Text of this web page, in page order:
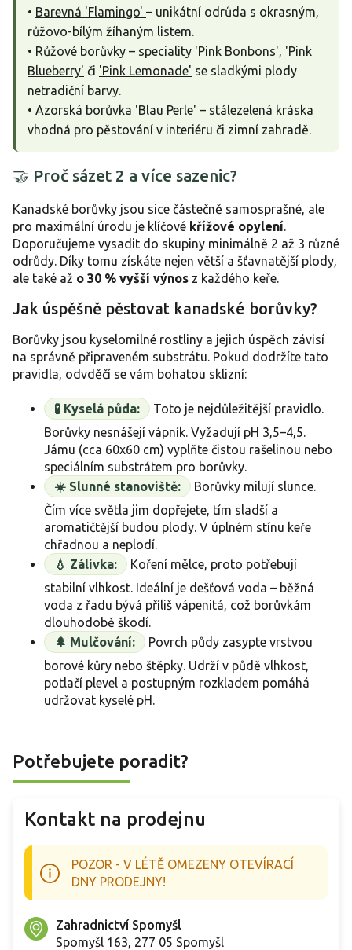
• Barevná 'Flamingo' – unikátní odrůda s okrasným,
růžovo-bílým žíhaným listem.
• Růžové borůvky – speciality 'Pink Bonbons' 'Pink
Blueberry' či 'Pink Lemonade' se sladkými plody
netradiční barvy.
• Azorská borůvka 'Blau Perle' – stálezelená kráska
vhodná pro pěstování v interiéru či zimní zahradě.
🤝 Proč sázet 2 a více sazenic?
Kanadské borůvky jsou sice částečně samosprašné, ale
pro maximální úrodu je klíčové křížové opylení.
Doporučujeme vysadit do skupiny minimálně 2 až 3 různé
odrůdy. Díky tomu získáte nejen větší a šťavnatější plody,
ale také až o 30 % vyšší výnos z každého keře.
Jak úspěšně pěstovat kanadské borůvky?
Borůvky jsou kyselomilné rostliny a jejich úspěch závisí
na správně připraveném substrátu. Pokud dodržíte tato
pravidla, odvděčí se vám bohatou sklizní:
🧪 Kyselá půda:
Toto je nejdůležitější pravidlo.
Borůvky nesnášejí vápník. Vyžadují pH 3,5–4,5.
Jámu (cca 60x60 cm) vyplňte čistou rašelinou nebo
speciálním substrátem pro borůvky.
☀️ Slunné stanoviště:
Borůvky milují slunce.
Čím více světla jim dopřejete, tím sladší a
aromatičtější budou plody. V úplném stínu keře
chřadnou a neplodí.
💧 Zálivka:
Koření mělce, proto potřebují
stabilní vlhkost. Ideální je dešťová voda – běžná
voda z řadu bývá příliš vápenitá, což borůvkám
dlouhodobě škodí.
🌲 Mulčování:
Povrch půdy zasypte vrstvou
borové kůry nebo štěpky. Udrží v půdě vlhkost,
potlačí plevel a postupným rozkladem pomáhá
udržovat kyselé pH.
Potřebujete poradit?
Kontakt na prodejnu
POZOR - V LÉTĚ OMEZENY OTEVÍRACÍ
DNY PRODEJNY!
Zahradnictví Spomyšl
Spomyšl 163, 277 05 Spomyšl